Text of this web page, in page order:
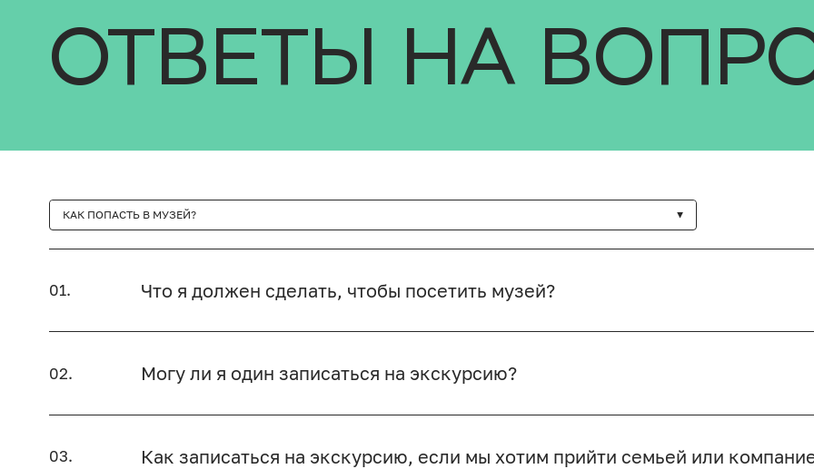
ОТВЕТЫ НА
КАК ПОПАСТЬ В МУЗЕЙ?
01. Что я должен сделать, чтобы посетить музей?
02. Могу ли я один записаться на экскурсию?
03. Как записаться на экскурсию, если мы хотим прийти семьей или